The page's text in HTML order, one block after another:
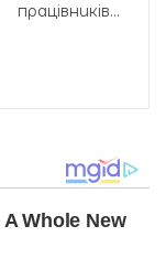
працівників...